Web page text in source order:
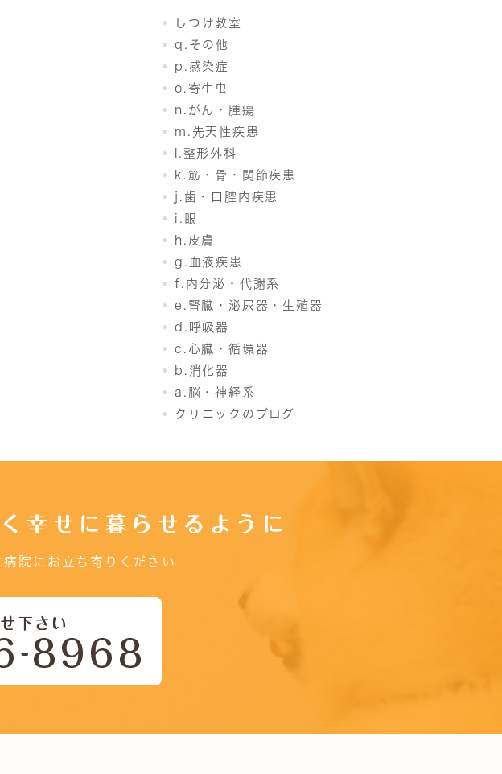
しつけ教室
q.その他
p.感染症
o.寄生虫
n.がん・腫瘍
m.先天性疾患
l.整形外科
k.筋・骨・関節疾患
j.歯・口腔内疾患
i.眼
h.皮膚
g.血液疾患
f.内分泌・代謝系
e.腎臓・泌尿器・生殖器
d.呼吸器
c.心臓・循環器
b.消化器
a.脳・神経系
クリニックのブログ
幸せに暮らせるように
院にお立ち寄りください